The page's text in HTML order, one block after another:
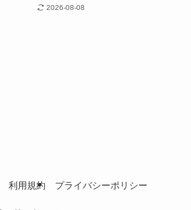
2026-08-08
利用規約 プライバシーポリシー